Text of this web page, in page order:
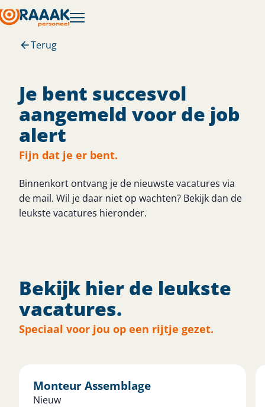
Terug
Je bent succesvol
aangemeld voor de job
alert
Fijn dat je er bent.
Binnenkort ontvang je de nieuwste vacatures via
de mail. Wil je daar niet op wachten? Bekijk dan de
leukste vacatures hieronder.
Bekijk hier de leukste
vacatures.
Speciaal voor jou op een rijtje gezet.
Monteur Assemblage
Nieuw